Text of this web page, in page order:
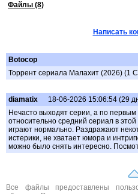
Файлы (8)
Написать
Botocop
Торрент сериала Малахит (2026) (1
diamatix
18-06-2026 15:06:54 (29
Нечасто выходят серии, а по
относительно средний сериал в
играют нормально. Раздражают
истерики, не хватает юмора и
можно было снять интересно.
Все файлы предоставлены